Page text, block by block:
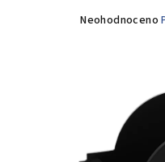
Průměrné
hvězdiček.
Neohodnoceno